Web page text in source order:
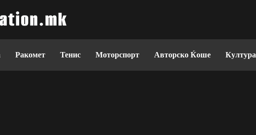
Ракомет Тенис Моторспорт Авторско Ќоше Култура